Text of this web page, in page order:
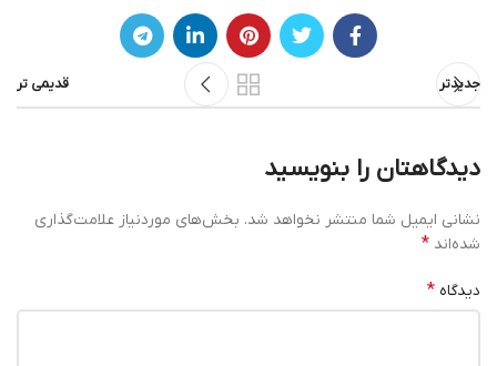
جدیدتر قدیمی تر
دیدگاهتان را بنویسید
نشانی ایمیل شما منتشر نخواهد شد. بخش‌های موردنیاز علامت‌گذاری
شده‌اند *
دیدگاه *